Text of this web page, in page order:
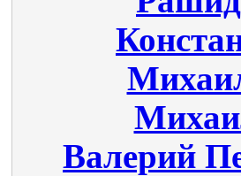
Валерий